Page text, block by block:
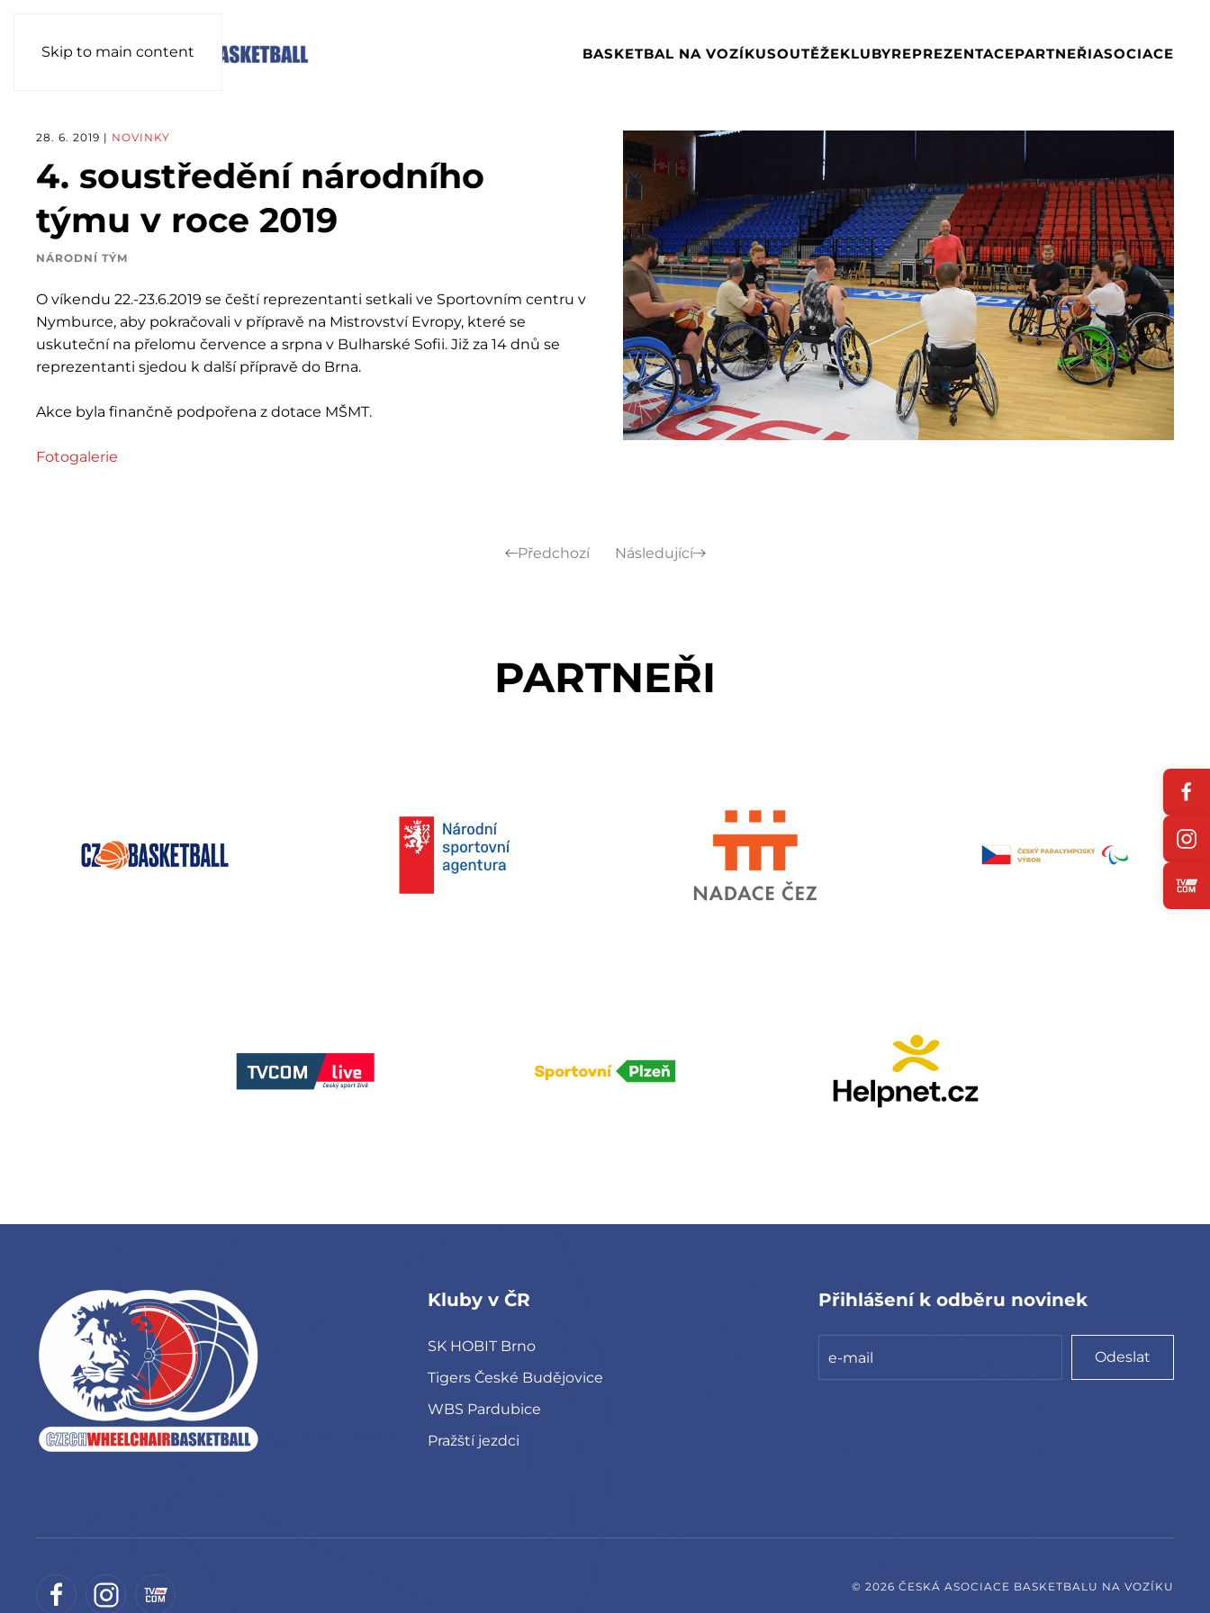
Skip to main content BASKETBAL NA VOZÍKUSOUTĚŽEKLUBYREPREZENTACEPARTNEŘIASOCIACE
28. 6. 2019 | NOVINKY
4. soustředění národního
týmu v roce 2019
NÁRODNÍ TÝM
O víkendu 22.-23.6.2019 se čeští reprezentanti setkali ve Sportovním centru v
Nymburce, aby pokračovali v přípravě na Mistrovství Evropy, které se
uskuteční na přelomu července a srpna v Bulharské Sofii. Již za 14 dnů se
reprezentanti sjedou k další přípravě do Brna.
Akce byla finančně podpořena z dotace MŠMT.
Fotogalerie
Předchozí Následující
PARTNEŘI
Kluby v ČR
SK HOBIT Brno
Tigers České Budějovice
WBS Pardubice
Pražští jezdci
Přihlášení k odběru novinek
Odeslat
© 2026 ČESKÁ ASOCIACE BASKETBALU NA VOZÍKU